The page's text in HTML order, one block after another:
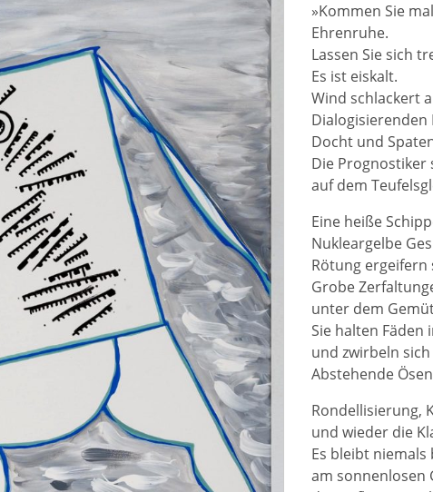
»Kommen Sie
Ehrenruhe.
Lassen Sie sich
Es ist eiskalt.
Wind schlackert
Docht und
Die Prognostiker
auf dem
Eine heiße
Nukleargelbe
Rötung ergeifern
Grobe
unter dem
Sie halten Fäden
und zwirbeln
Abstehende
Rondellisierung,
und wieder die
Es bleibt niemals
am sonnen­losen